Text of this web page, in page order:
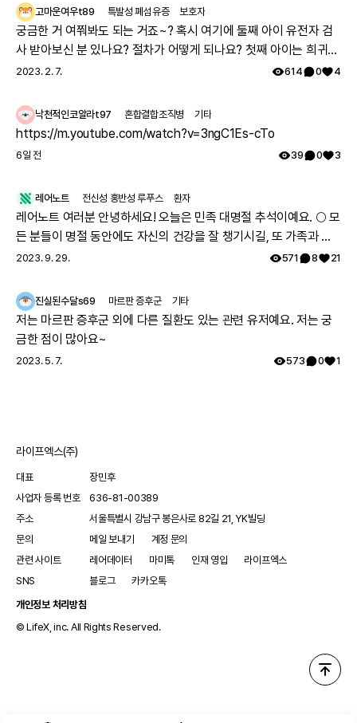
고마운여우t89 특발성 폐섬유증 보호자
궁금한 거 여쭤봐도 되는 거죠~? 혹시 여기에 둘째 아이 유전자 검
사 받아보신 분 있나요? 절차가 어떻게 되나요? 첫째 아이는 희귀질
환 진단받았고, 당시에 애기 아빠랑 저랑 유전자 검사했는데 돌연변
걱정스러워서리.. 다들 몇주차에 무슨 검사하셨나요? 도움 좀 주심
감사하겠습니다.
2023. 2. 7. 614 0 4
낙천적인코알라t97 혼합결합조직병 기타
https://m.youtube.com/watch?v=3ngC1Es-cTo
6일 전 39 0 3
레어노트 전신성 홍반성 루푸스 환자
레어노트 여러분 안녕하세요! 오늘은 민족 대명절 추석이예요. 🌕 모
든 분들이 명절 동안에도 자신의 건강을 잘 챙기시길, 또 가족과 함
께 따뜻하고 행복한 시간 보내시길 레어노트팀이 기원하겠습니다!
2023. 9. 29. 571 8 21
진실된수달s69 마르판 증후군 기타
저는 마르판 증후군 외에 다른 질환도 있는 관련 유저예요. 저는 궁
금한 점이 많아요~
2023. 5. 7. 573 0 1
라이프엑스(주)
대표
장민후
사업자 등록 번호
636-81-00389
주소
서울특별시 강남구 봉은사로 82길 21, YK빌딩
문의
메일 보내기
계정 문의
관련 사이트
레어데이터 마미톡 인재 영입
라이프엑스
SNS
블로그
카카오톡
개인정보 처리방침
© LifeX, inc. All Rights Reserved.